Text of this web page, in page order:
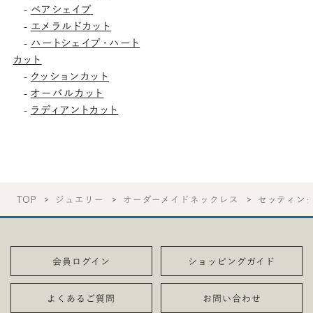
- ペアシェイプ
- エメラルドカット
- ハートシェイプ・ハート
カット
- クッションカット
- オーバルカット
- ラディアントカット
TOP ジュエリー オーダーメイドネックレス セッティン
会員ログイン ショッピングガイド
よくあるご質問 お問い合わせ